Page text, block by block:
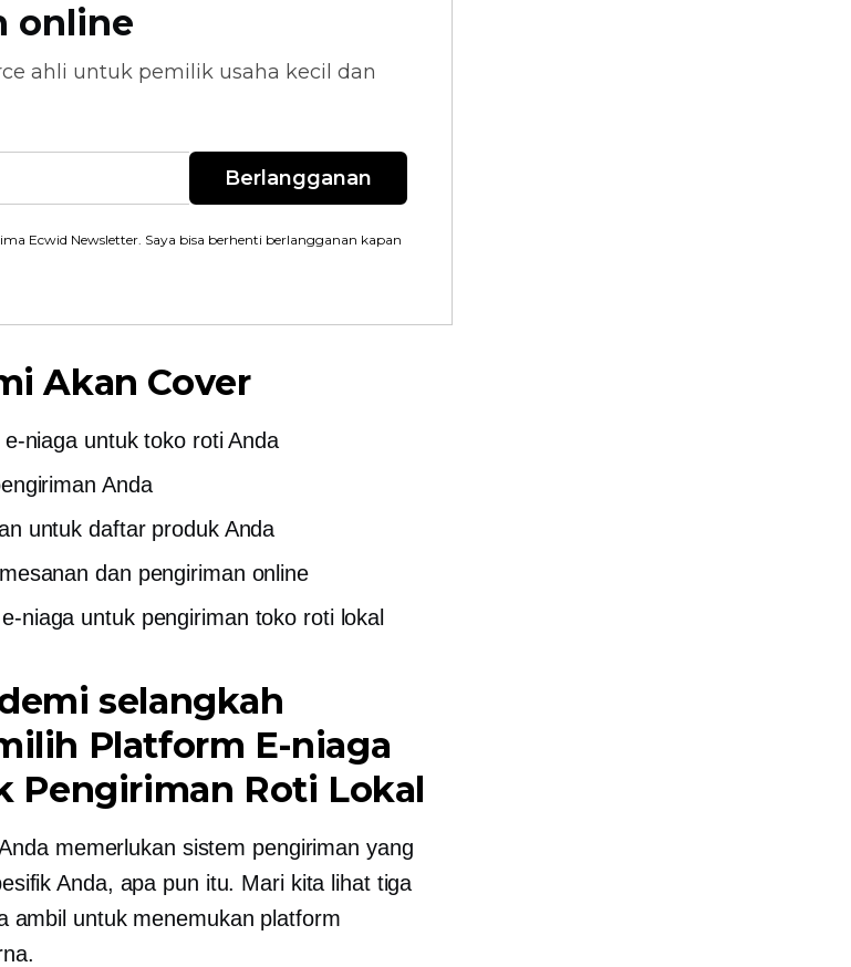
online
ahli untuk pemilik usaha kecil dan
Berlangganan
Ecwid Newsletter. Saya bisa berhenti berlangganan kapan
Akan Cover
niaga untuk toko roti Anda
Anda
untuk daftar produk Anda
dan pengiriman online
niaga untuk pengiriman toko roti lokal
selangkah
Platform E-niaga
Pengiriman Roti Lokal
memerlukan sistem pengiriman yang
Anda, apa pun itu. Mari kita lihat tiga
ambil untuk menemukan platform